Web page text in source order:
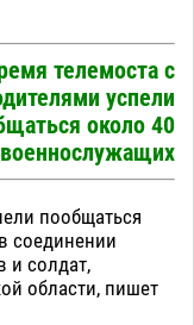
телемоста с
успели
около 40
военнослужащих
пообщаться
соединении
и солдат,
области, пишет